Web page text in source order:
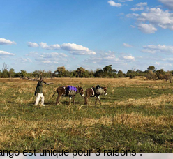
est unique pour 3 raisons :